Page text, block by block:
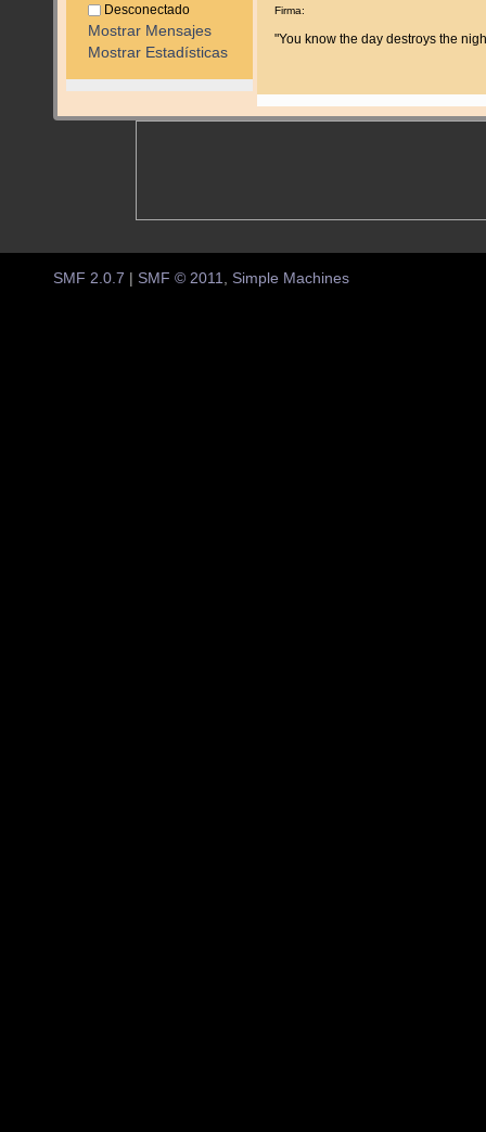
Desconectado
Mostrar Mensajes
Mostrar Estadísticas
Firma:
"You know the day destroys the
SMF 2.0.7 SMF © 2011, Simple Machines